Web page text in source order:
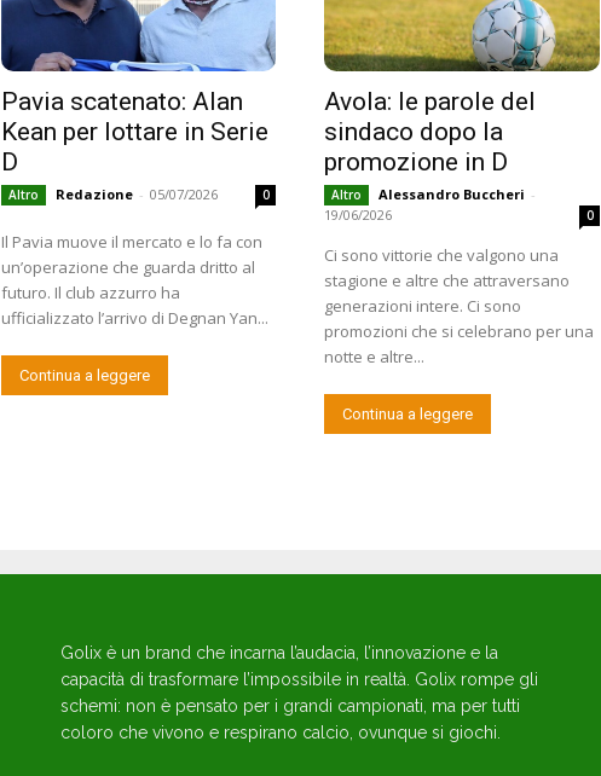
Pavia scatenato: Alan
Kean per lottare in Serie
D
Altro Redazione - 05/07/2026 0
Il Pavia muove il mercato e lo fa con
un’operazione che guarda dritto al
futuro. Il club azzurro ha
ufficializzato l’arrivo di Degnan Yan...
Continua a leggere
Avola: le parole del
sindaco dopo la
promozione in D
Altro Alessandro Buccheri -
19/06/2026
0
Ci sono vittorie che valgono una
stagione e altre che attraversano
generazioni intere. Ci sono
promozioni che si celebrano per una
notte e altre...
Continua a leggere
Golix è un brand che incarna l’audacia, l’innovazione e la
capacità di trasformare l’impossibile in realtà. Golix rompe gli
schemi: non è pensato per i grandi campionati, ma per tutti
coloro che vivono e respirano calcio, ovunque si giochi.